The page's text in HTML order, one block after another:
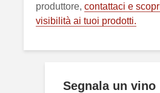
produttore, contattaci e
visibilità ai tuoi prodotti.
Segnala un vino